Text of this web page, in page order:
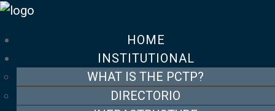
HOME
INSTITUTIONAL
WHAT IS THE PCTP?
DIRECTORIO